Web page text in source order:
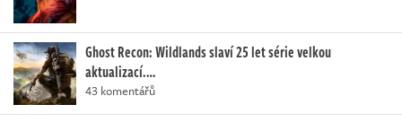
Ghost Recon: Wildlands slaví 25 let série velkou
aktualizací.…
43 komentářů